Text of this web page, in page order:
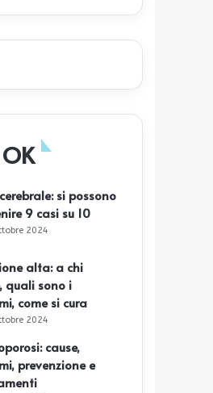
si possono
9 casi su 10
2024
alta: a chi
quali sono i
come si cura
2024
cause,
prevenzione e